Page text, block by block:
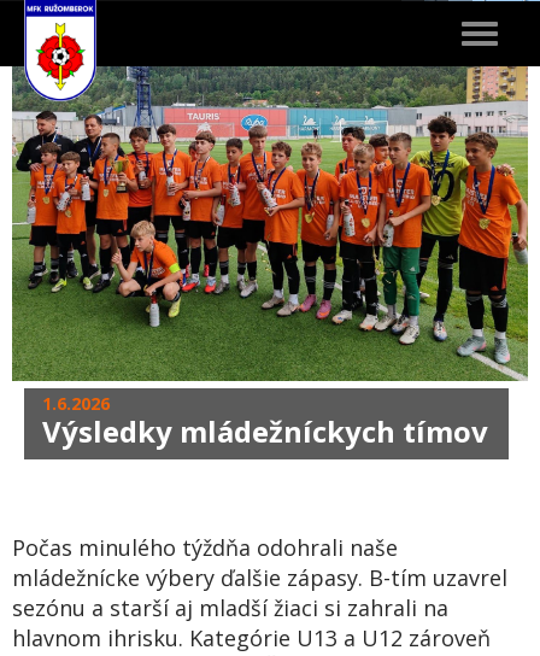
Toggle
1.6.2026
Výsledky mládežníckych tímov
Počas minulého týždňa odohrali naše
mládežnícke výbery ďalšie zápasy. B-tím uzavrel
sezónu a starší aj mladší žiaci si zahrali na
hlavnom ihrisku. Kategórie U13 a U12 zároveň